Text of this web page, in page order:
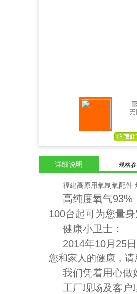
详细说明 规格
福建高原用氧制氧配件
高纯度氧气93%
100台起可为您量身
健康小卫士：
2014年10月25
您和家人的健康，请
我们凭着用心做
工厂现场及客户